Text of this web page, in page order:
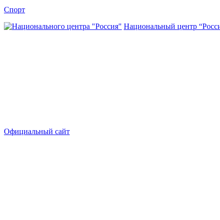
Спорт
Национальный центр
Официальный сайт